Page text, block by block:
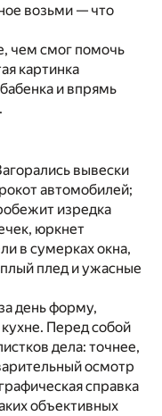
возьми — что
чем смог помочь
картинка
и впрямь
вывески
автомобилей;
изредка
юркнет
в сумерках окна,
плед и ужасные
день форму,
кухне. Перед собой
дела: точнее,
осмотр
справка
объективных